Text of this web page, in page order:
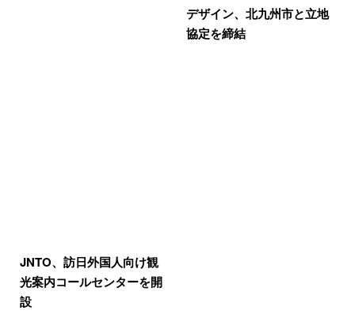
JNTO、訪日外国人向け観
光案内コールセンターを開
設
デザイン、北九州市と立地
協定を締結